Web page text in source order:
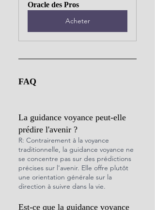
Oracle des Pros
Acheter
FAQ
La guidance voyance peut-elle
prédire l'avenir ?
R: Contrairement à la voyance
traditionnelle, la guidance voyance ne
se concentre pas sur des prédictions
précises sur l'avenir. Elle offre plutôt
une orientation générale sur la
direction à suivre dans la vie.
Est-ce que la guidance voyance